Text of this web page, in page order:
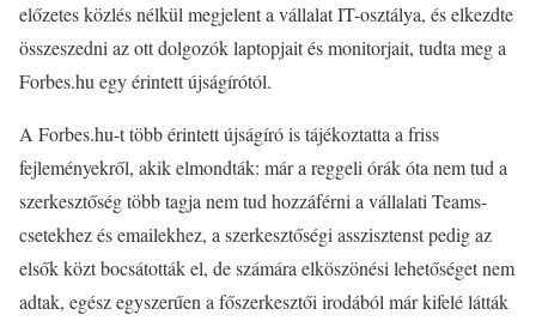
előzetes közlés nélkül megjelent a vállalat IT-osztálya, és elkezdte
összeszedni az ott dolgozók laptopjait és monitorjait, tudta meg a
Forbes.hu egy érintett újságírótól.
A Forbes.hu-t több érintett újságíró is tájékoztatta a friss
fejleményekről, akik elmondták: már a reggeli órák óta nem tud a
szerkesztőség több tagja nem tud hozzáférni a vállalati Teams-
csetekhez és emailekhez, a szerkesztőségi asszisztenst pedig az
elsők közt bocsátották el, de számára elköszönési lehetőséget nem
adtak, egész egyszerűen a főszerkesztői irodából már kifelé látták